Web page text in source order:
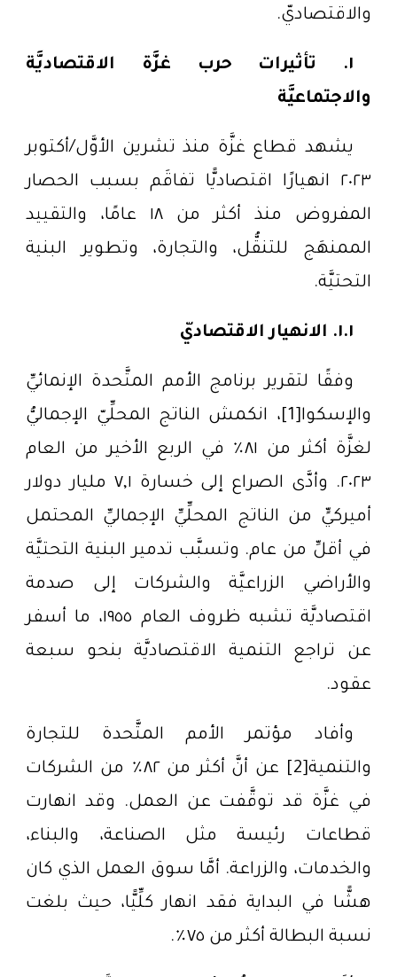
والاقتصاديّ.
١. تأثيرات حرب غزَّة الاقتصاديَّة
والاجتماعيَّة
يشهد قطاع غزَّة منذ تشرين الأوَّل/أكتوبر
٢٠٢٣ انهيارًا اقتصاديًّا تفاقَم بسبب الحصار
المفروض منذ أكثر من ١٨ عامًا، والتقييد
الممنهَج للتنقُّل، والتجارة، وتطوير البنية
التحتيَّة.
١.١. الانهيار الاقتصاديّ
وفقًا لتقرير برنامج الأمم المتَّحدة الإنمائيِّ
والإسكوا[1]، انكمش الناتج المحلِّيّ الإجماليُّ
لغزَّة أكثر من ٨١٪ في الربع الأخير من العام
٢٠٢٣. وأدَّى الصراع إلى خسارة ٧,١ مليار دولار
أميركيٍّ من الناتج المحلِّيِّ الإجماليِّ المحتمل
في أقلِّ من عام. وتسبَّب تدمير البنية التحتيَّة
والأراضي الزراعيَّة والشركات إلى صدمة
اقتصاديَّة تشبه ظروف العام ١٩٥٥، ما أسفر
عن تراجع التنمية الاقتصاديَّة بنحو سبعة
عقود.
وأفاد مؤتمر الأمم المتَّحدة للتجارة
والتنمية[2] عن أنَّ أكثر من ٨٢٪ من الشركات
في غزَّة قد توقَّفت عن العمل. وقد انهارت
قطاعات رئيسة مثل الصناعة، والبناء،
والخدمات، والزراعة. أمَّا سوق العمل الذي كان
هشًّا في البداية فقد انهار كلِّيًّا، حيث بلغت
نسبة البطالة أكثر من ٧٥٪.